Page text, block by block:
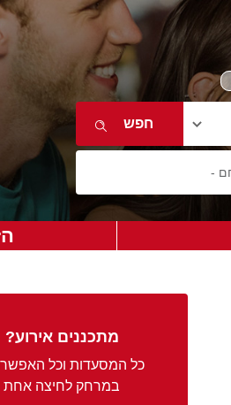
מתכננים אירוע?
כל המסעדות וכל
במרחק לחיצה אחת